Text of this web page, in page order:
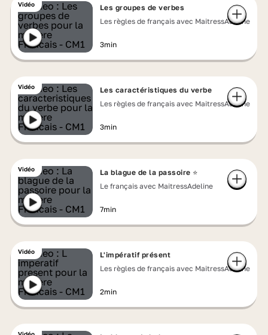
Vidéo
Les groupes de verbes
Les règles de français avec MaitressAdeline
3min
Vidéo
Les caractéristiques du verbe
Les règles de français avec MaitressAdeline
3min
Vidéo
La blague de la passoire ⭐
Le français avec MaitressAdeline
7min
Vidéo
L'impératif présent
Les règles de français avec MaitressAdeline
2min